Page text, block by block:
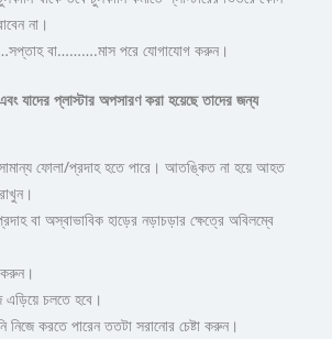
না।
বা……….মাস পরে যোগাযোগ করুন।
যাদের প্লাস্টার অপসারণ করা হয়েছে তাদের জন্য
ফোলা/প্রদাহ হতে পারে। আতঙ্কিত না হয়ে আহত
বা অস্বাভাবিক হাড়ের নড়াচড়ার ক্ষেত্রে অবিলম্বে
এড়িয়ে চলতে হবে।
নিজে করতে পারেন ততটা সরানোর চেষ্টা করুন।